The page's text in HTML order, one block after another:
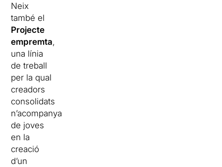
Neix
també el
Projecte
empremta,
una línia
de treball
per la qual
creadors
consolidats
n’acompanyaran
de joves
en la
creació
d’un